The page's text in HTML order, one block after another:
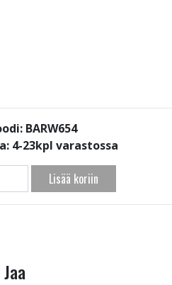
BARW654
4-23kpl varastossa
Lisää koriin
Jaa